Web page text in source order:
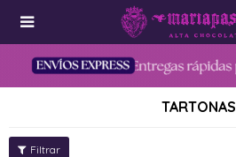

TARTONAS